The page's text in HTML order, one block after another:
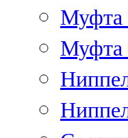
Муфта
Муфта